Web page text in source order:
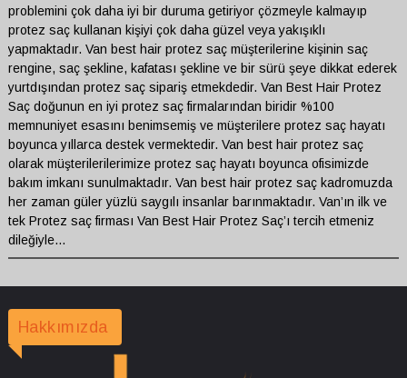
problemini çok daha iyi bir duruma getiriyor çözmeyle kalmayıp
protez saç kullanan kişiyi çok daha güzel veya yakışıklı
yapmaktadır. Van best hair protez saç müşterilerine kişinin saç
rengine, saç şekline, kafatası şekline ve bir sürü şeye dikkat ederek
yurtdışından protez saç sipariş etmekdedir. Van Best Hair Protez
Saç doğunun en iyi protez saç firmalarından biridir %100
memnuniyet esasını benimsemiş ve müşterilere protez saç hayatı
boyunca yıllarca destek vermektedir. Van best hair protez saç
olarak müşterilerilerimize protez saç hayatı boyunca ofisimizde
bakım imkanı sunulmaktadır. Van best hair protez saç kadromuzda
her zaman güler yüzlü saygılı insanlar barınmaktadır. Van’ın ilk ve
tek Protez saç firması Van Best Hair Protez Saç’ı tercih etmeniz
dileğiyle…
Hakkımızda